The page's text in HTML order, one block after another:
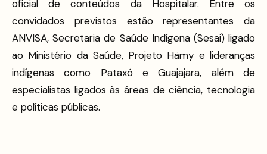
oficial de conteúdos da Hospitalar. Entre os
convidados previstos estão representantes da
ANVISA, Secretaria de Saúde Indígena (Sesai) ligado
ao Ministério da Saúde, Projeto Hämy e lideranças
indígenas como Pataxó e Guajajara, além de
especialistas ligados às áreas de ciência, tecnologia
e políticas públicas.